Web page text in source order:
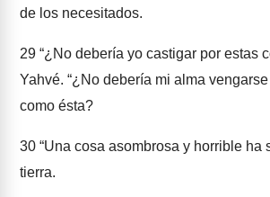
de los necesitados.
29 “¿No debería yo castigar por estas
Yahvé. “¿No debería mi alma
como ésta?
30 “Una cosa asombrosa y horrible ha
tierra.